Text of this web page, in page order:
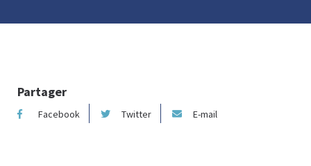
Partager
Facebook Twitter E-mail